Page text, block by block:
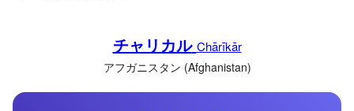
チャリカル Chārīkār
アフガニスタン (Afghanistan)